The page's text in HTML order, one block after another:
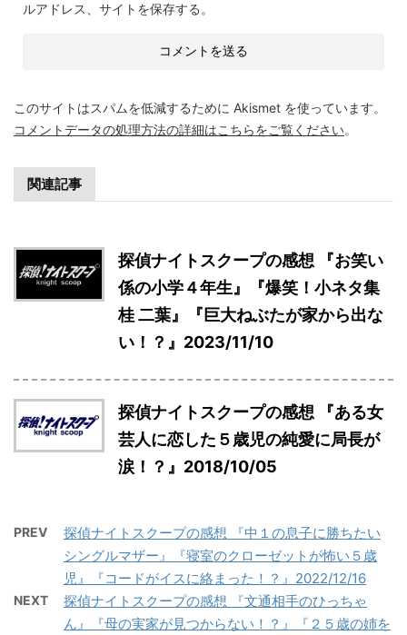
ルアドレス、サイトを保存する。
このサイトはスパムを低減するために Akismet を使っています。
コメントデータの処理方法の詳細はこちらをご覧ください。
関連記事
探偵ナイトスクープの感想 『お笑い
係の小学４年生』『爆笑！小ネタ集
桂 二葉』『巨大ねぶたが家から出な
い！？』2023/11/10
探偵ナイトスクープの感想 『ある女
芸人に恋した５歳児の純愛に局長が
涙！？』2018/10/05
PREV
探偵ナイトスクープの感想 『中１の息子に勝ちたい
シングルマザー』『寝室のクローゼットが怖い５歳
児』『コードがイスに絡まった！？』2022/12/16
NEXT
探偵ナイトスクープの感想 『文通相手のひっちゃ
ん』『母の実家が見つからない！？』『２５歳の姉を